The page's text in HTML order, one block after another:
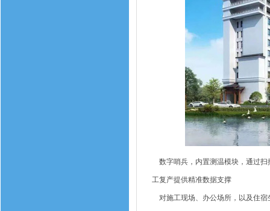
数字哨兵，内置测温模块，通过扫
工复产提供精准数据支撑
对施工现场、办公场所，以及住宿